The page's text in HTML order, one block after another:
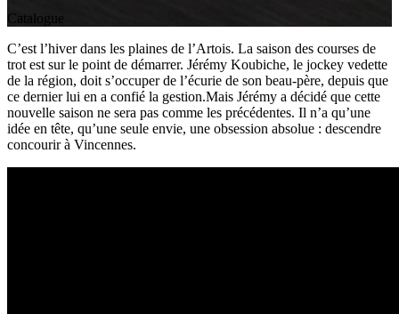
Catalogue
C’est l’hiver dans les plaines de l’Artois. La saison des courses de
trot est sur le point de démarrer. Jérémy Koubiche, le jockey vedette
de la région, doit s’occuper de l’écurie de son beau-père, depuis que
ce dernier lui en a confié la gestion.Mais Jérémy a décidé que cette
nouvelle saison ne sera pas comme les précédentes. Il n’a qu’une
idée en tête, qu’une seule envie, une obsession absolue : descendre
concourir à Vincennes.